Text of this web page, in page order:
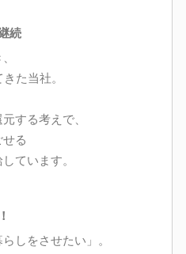
続
た当社。
する考えで、
る
ています。
しをさせたい」。